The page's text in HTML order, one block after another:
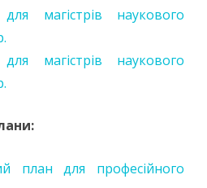
магістрів наукового
магістрів наукового
план для професійного